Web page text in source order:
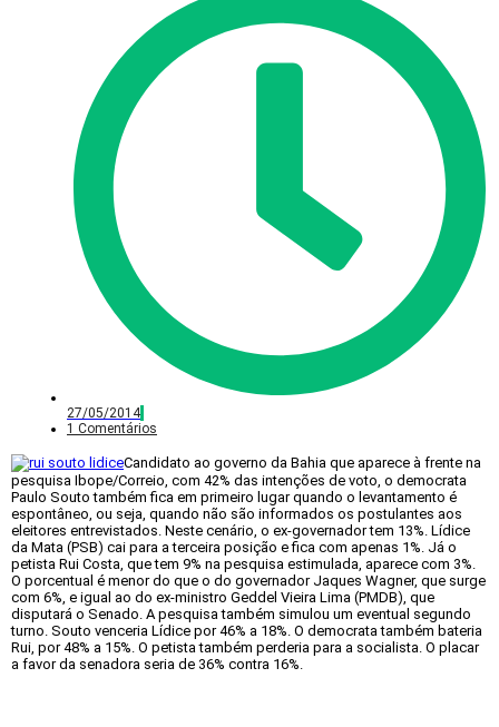
27/05/2014
1 Comentários
Candidato ao governo da Bahia que aparece à frente na
pesquisa Ibope/Correio, com 42% das intenções de voto, o democrata
Paulo Souto também fica em primeiro lugar quando o levantamento é
espontâneo, ou seja, quando não são informados os postulantes aos
eleitores entrevistados. Neste cenário, o ex-governador tem 13%. Lídice
da Mata (PSB) cai para a terceira posição e fica com apenas 1%. Já o
petista Rui Costa, que tem 9% na pesquisa estimulada, aparece com 3%.
O porcentual é menor do que o do governador Jaques Wagner, que surge
com 6%, e igual ao do ex-ministro Geddel Vieira Lima (PMDB), que
disputará o Senado. A pesquisa também simulou um eventual segundo
turno. Souto venceria Lídice por 46% a 18%. O democrata também bateria
Rui, por 48% a 15%. O petista também perderia para a socialista. O placar
a favor da senadora seria de 36% contra 16%.